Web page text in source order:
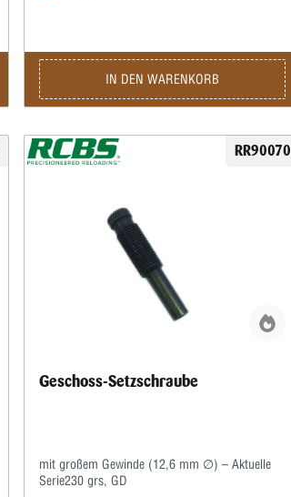
IN DEN WARENKORB
RR90070
Geschoss-Setzschraube
mit großem Gewinde (12,6 mm ∅) – Aktuelle
Serie230 grs, GD